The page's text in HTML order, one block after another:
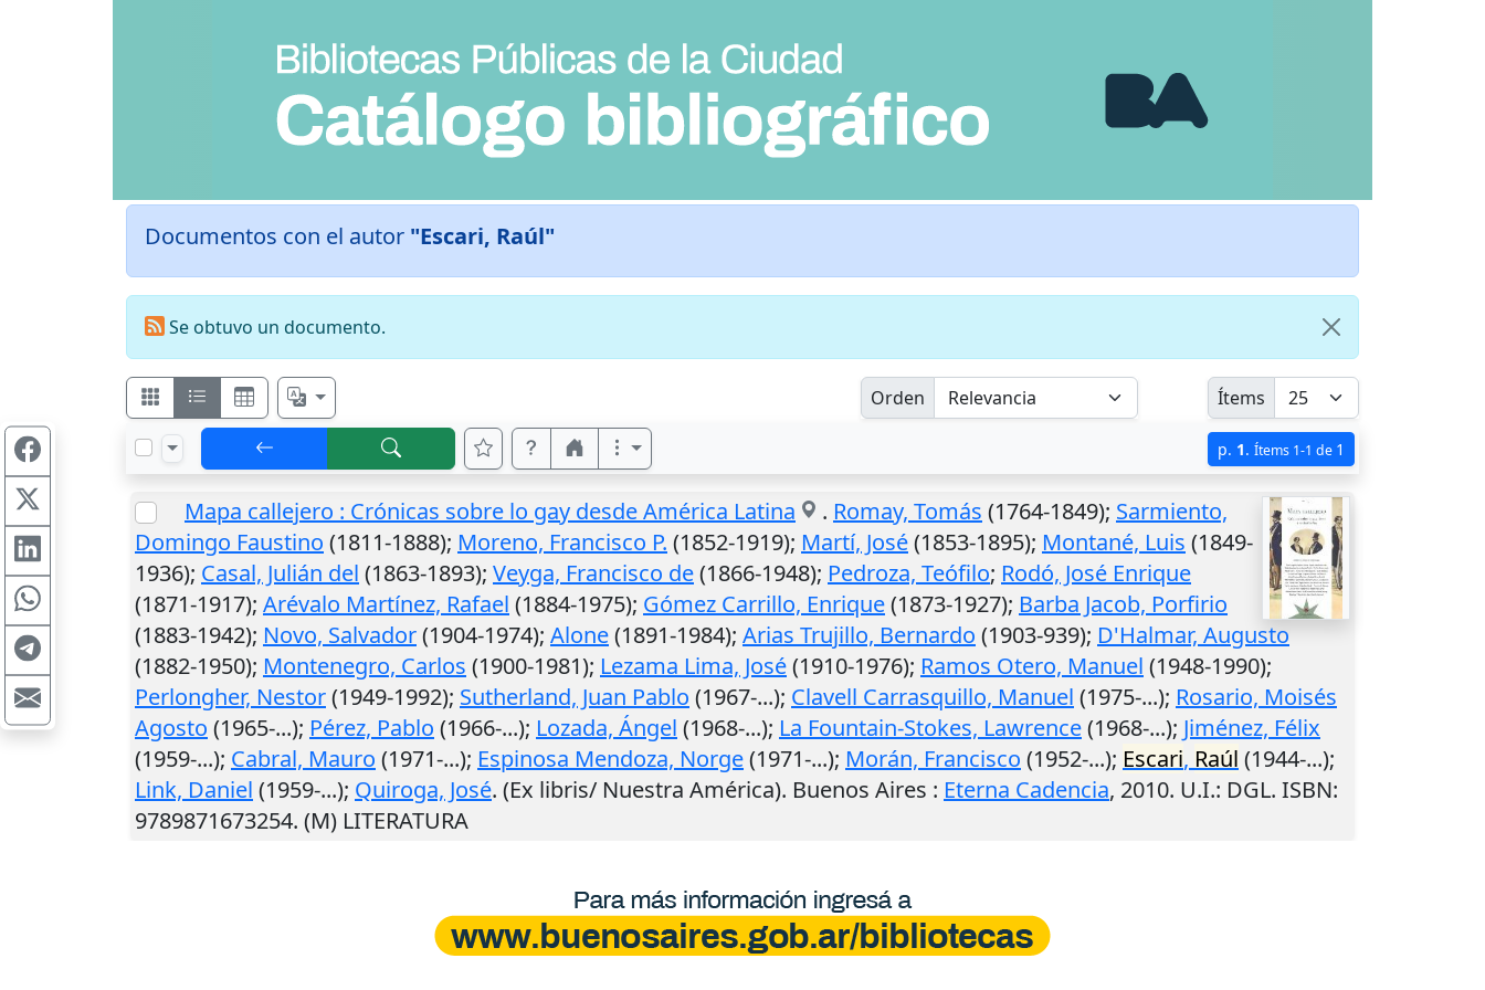
Documentos con el autor "Escari, Raúl"
Se obtuvo un documento.
Orden Ítems
p. 1. Ítems 1-1 de 1
Mapa callejero : Crónicas sobre lo gay desde América Latina . Romay, Tomás (1764-1849); Sarmiento,
Domingo Faustino (1811-1888); Moreno, Francisco P. (1852-1919); Martí, José(1853-1895); Montané, Luis (1849-
1936); Casal, Julián del (1863-1893); Veyga, Francisco de(1866-1948); Pedroza, Teófilo; Rodó, José Enrique
(1871-1917); Arévalo Martínez, Rafael (1884-1975); Gómez Carrillo, Enrique(1873-1927); Barba Jacob, Porfirio
(1883-1942); Novo, Salvador(1904-1974); Alone(1891-1984); Arias Trujillo, Bernardo (1903-939); D'Halmar, Augusto
(1882-1950); Montenegro, Carlos (1900-1981); Lezama Lima, José(1910-1976); Ramos Otero, Manuel (1948-1990);
Perlongher, Nestor(1949-1992); Sutherland, Juan Pablo (1967-...); Clavell Carrasquillo, Manuel (1975-...); Rosario, Moisés
Agosto (1965-...); Pérez, Pablo (1966-...); Lozada, Ángel (1968-...); La Fountain-Stokes, Lawrence(1968-...); Jiménez, Félix
(1959-...); Cabral, Mauro (1971-...); Espinosa Mendoza, Norge(1971-...); Morán, Francisco (1952-...); Escari, Raúl (1944-...);
Link, Daniel (1959-...); Quiroga, José. (Ex libris/ Nuestra América). Buenos Aires : Eterna Cadencia, 2010. U.I.: DGL. ISBN:
9789871673254. (M) LITERATURA